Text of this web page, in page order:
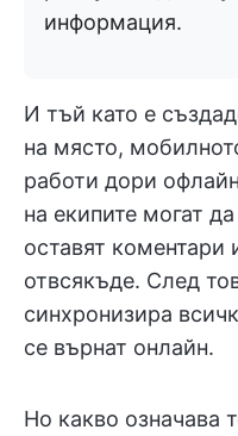
информация.
И тъй като е
на място,
работи дори
на екипите могат
оставят коментари
отвсякъде. След
синхронизира
се върнат онлайн.
Но какво означава